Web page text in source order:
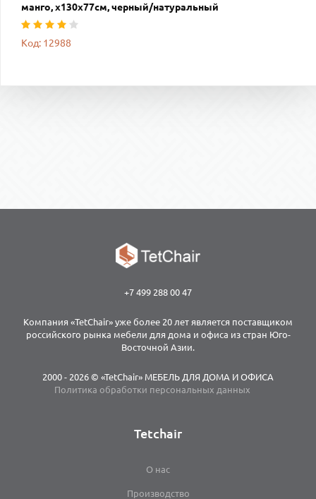
манго, х130х77см, черный/натуральный
Код: 12988
+7 499 288 00 47
Компания «TetChair» уже более 20 лет является поставщиком
российского рынка мебели для дома и офиса из стран Юго-
Восточной Азии.
2000 - 2026 © «TetChair» МЕБЕЛЬ ДЛЯ ДОМА И ОФИСА
Политика обработки персональных данных
Tetchair
О нас
Производство